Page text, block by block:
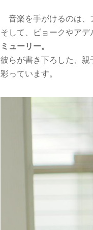
音楽を手がけるのは、
そして、ビョークやア
ミューリー。
彼らが書き下ろした、
彩っています。